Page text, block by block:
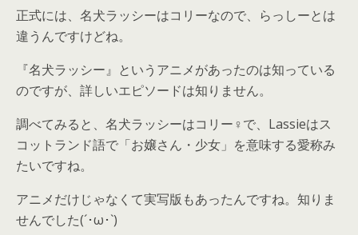
正式には、名犬ラッシーはコリーなので、らっしーとは
違うんですけどね。
『名犬ラッシー』というアニメがあったのは知っている
のですが、詳しいエピソードは知りません。
調べてみると、名犬ラッシーはコリー♀で、 Lassieはス
コットランド語で「お嬢さん・少女」を意味する愛称み
たいですね。
アニメだけじゃなくて実写版もあったんですね。知りま
せんでした(´･ω･`)